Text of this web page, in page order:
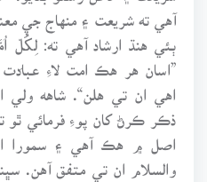
آهي ته شريعت ۽ منهاج جي
”اسان هر هڪ امت لاءِ عبادت
اهي ان تي هلن“. شاهه ولي
ذڪر ڪرڻ کان پوءِ فرمائي ٿو
اصل ۾ هڪ آهي ۽ سمورا
والسلام ان تي متفق آهن.